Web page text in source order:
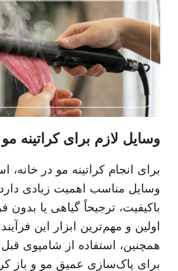
وسایل لازم برای کراتینه مو
برای انجام کراتینه مو در خانه،
وسایل مناسب اهمیت زیادی دارد.
باکیفیت، ترجیحاً گیاهی یا بدون
اولین و مهم‌ترین ابزار این
همچنین، استفاده از شامپوی قبل
برای پاک‌سازی عمیق مو و باز